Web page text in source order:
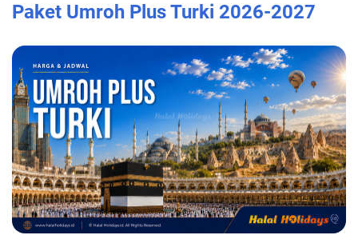
Paket Umroh Plus Turki 2026-2027